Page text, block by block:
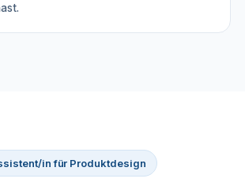
in für Produktdesign